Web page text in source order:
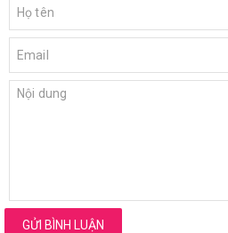
GỬI BÌNH LUẬN